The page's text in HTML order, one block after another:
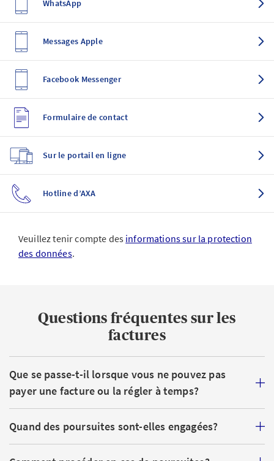
WhatsApp
Messages Apple
Facebook Messenger
Formulaire de contact
Sur le portail en ligne
Hotline d’AXA
Veuillez tenir compte des informations sur la protection
des données.
Questions fréquentes sur les
factures
Que se passe-t-il lorsque vous ne pouvez pas
payer une facture ou la régler à temps?
Quand des poursuites sont-elles engagées?